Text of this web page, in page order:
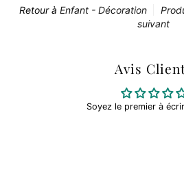
Retour à Enfant - Décoration
suivant
Avis
Soyez le premier à